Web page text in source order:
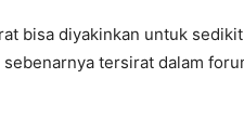
bisa diyakinkan untuk
tersirat dalam